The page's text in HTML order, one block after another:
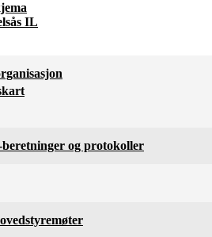
IL
beretninger og protokoller